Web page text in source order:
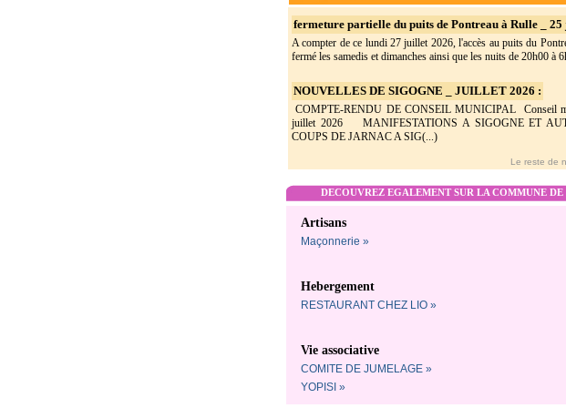
fermeture partielle du puits de Pontreau à Rulle _
A compter de ce lundi 27 juillet 2026, l'accès au puits du
fermé les samedis et dimanches ainsi que les nuits de 20h00 à
NOUVELLES DE SIGOGNE _ JUILLET 2026 :
COMPTE-RENDU DE CONSEIL MUNICIPAL Conseil
juillet 2026 MANIFESTATIONS A SIGOGNE ET
COUPS DE JARNAC A SIG(...)
Le reste de
DECOUVREZ EGALEMENT SUR LA COMMUNE DE
Artisans
Maçonnerie »
Hebergement
RESTAURANT CHEZ LIO »
Vie associative
COMITE DE JUMELAGE »
YOPISI »